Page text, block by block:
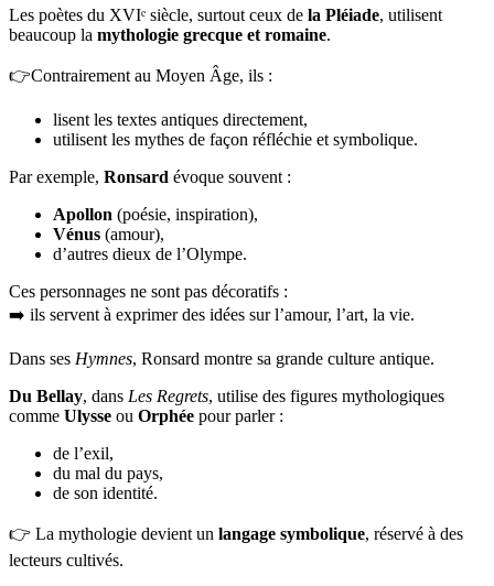
Les poètes du XVIᵉ siècle, surtout ceux de la Pléiade, utilisent
beaucoup la mythologie grecque et romaine.
👉Contrairement au Moyen Âge, ils :
lisent les textes antiques directement,
utilisent les mythes de façon réfléchie et symbolique.
Par exemple, Ronsard évoque souvent :
Apollon (poésie, inspiration),
Vénus (amour),
d’autres dieux de l’Olympe.
Ces personnages ne sont pas décoratifs :
➡️ ils servent à exprimer des idées sur l’amour, l’art, la vie.
Dans ses Hymnes, Ronsard montre sa grande culture antique.
Du Bellay, dans Les Regrets, utilise des figures mythologiques
comme Ulysse ou Orphée pour parler :
de l’exil,
du mal du pays,
de son identité.
👉 La mythologie devient un langage symbolique, réservé à des
lecteurs cultivés.